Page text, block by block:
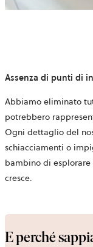
Assenza di punti di
Abbiamo eliminato
potrebbero
Ogni dettaglio del
schiacciamenti o
bambino di
cresce.
E perché